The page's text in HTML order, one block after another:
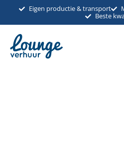
inhoud
Eigen productie & transport
Beste